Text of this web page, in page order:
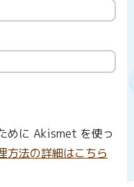
めに Akismet を使っ
方法の詳細はこちら